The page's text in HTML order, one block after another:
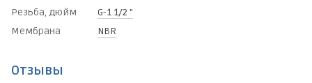
Резьба, дюйм
G-1 1/2 "
Мембрана
NBR
Отзывы